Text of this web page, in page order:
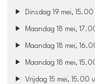
Dinsdag 19 mei,
Maandag 18 mei,
Maandag 18 mei,
Maandag 18 mei,
Vrijdag 15 mei, 15.00